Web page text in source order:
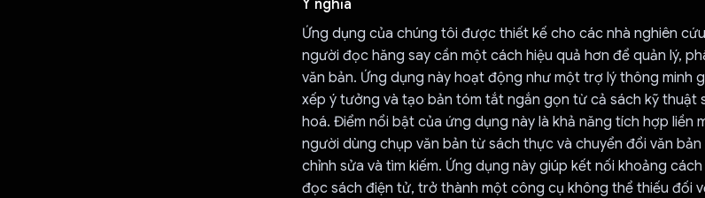
Ý nghĩa
Ứng dụng của chúng tôi được thiết kế cho các nhà nghiên
người đọc hăng say cần một cách hiệu quả hơn để quản lý,
văn bản. Ứng dụng này hoạt động như một trợ lý thông minh
xếp ý tưởng và tạo bản tóm tắt ngắn gọn từ cả sách kỹ thuật
hoá. Điểm nổi bật của ứng dụng này là khả năng tích hợp liền
người dùng chụp văn bản từ sách thực và chuyển đổi văn
chỉnh sửa và tìm kiếm. Ứng dụng này giúp kết nối khoảng
đọc sách điện tử, trở thành một công cụ không thể thiếu đối